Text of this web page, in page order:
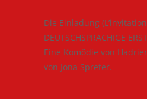
Die Einladung
DEUTSCHSPRACHIGE
Eine Komödie von
von Jona Spreter.